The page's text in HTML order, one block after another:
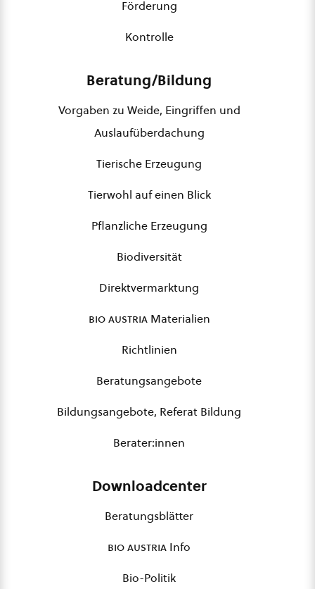
Förderung
Kontrolle
Beratung/Bildung
Vorgaben zu Weide, Eingriffen und
Auslaufüberdachung
Tierische Erzeugung
Tierwohl auf einen Blick
Pflanzliche Erzeugung
Biodiversität
Direktvermarktung
bio austriaMaterialien
Richtlinien
Beratungsangebote
Bildungsangebote, Referat Bildung
Berater:innen
Downloadcenter
Beratungsblätter
bio austria Info
Bio-Politik